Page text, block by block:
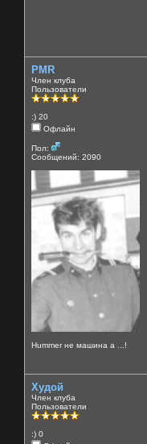
PMR
Член клуба
Пользователи
:) 20
Офлайн
Пол:
Сообщений: 2090
Нummer не машина а ...!
Худой
Член клуба
Пользователи
:) 0